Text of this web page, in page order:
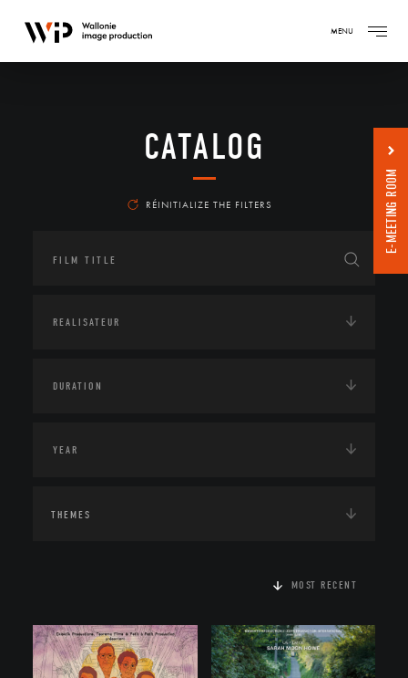
MENU
CATALOG
RÉINITIALIZE THE FILTERS
THEMES
MOST RECENT
E-MEETING ROOM